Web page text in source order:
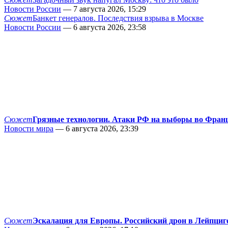
Новости России — 7 августа 2026, 15:29
СюжетБанкет генералов. Последствия взрыва в Москве
Новости России — 6 августа 2026, 23:58
СюжетГрязные технологии. Атаки РФ на выборы во
Новости мира — 6 августа 2026, 23:39
СюжетЭскалация для Европы. Российский дрон в